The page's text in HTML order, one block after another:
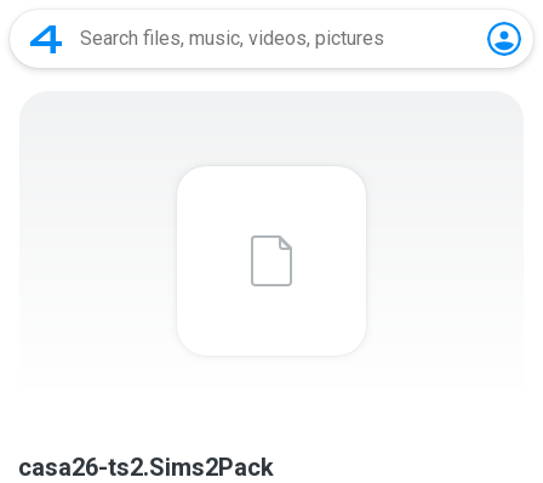
casa26-ts2.Sims2Pack